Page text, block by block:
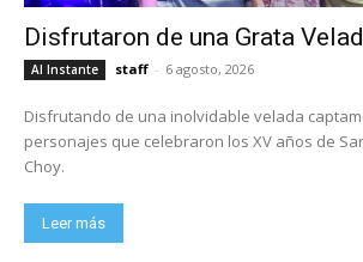
Disfrutaron de una Grata
Al Instante staff - 6 agosto, 2026
Disfrutando de una inolvidable velada
personajes que celebraron los XV años de
Choy.
Leer más